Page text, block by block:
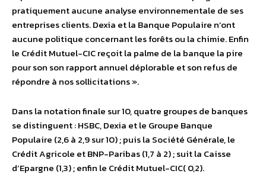
pratiquement aucune analyse environnementale de ses
entreprises clients. Dexia et la Banque Populaire n’ont
aucune politique concernant les forêts ou la chimie. Enfin
le Crédit Mutuel-CIC reçoit la palme de la banque la pire
pour son son rapport annuel déplorable et son refus de
répondre à nos sollicitations ».
Dans la notation finale sur 10, quatre groupes de banques
se distinguent : HSBC, Dexia et le Groupe Banque
Populaire (2,6 à 2,9 sur 10) ; puis la Société Générale, le
Crédit Agricole et BNP-Paribas (1,7 à 2) ; suit la Caisse
d’Epargne (1,3) ; enfin le Crédit Mutuel-CIC( 0,2).